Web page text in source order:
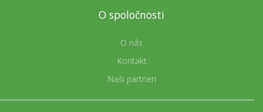
O spoločnosti
O nás
Kontakt
Naši partneri